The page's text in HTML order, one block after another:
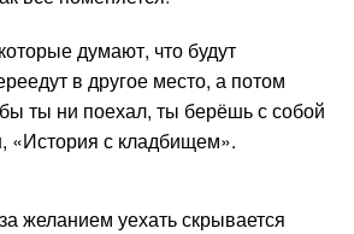
думают, что будут
в другое место, а потом
ты ни поехал, ты берёшь с собой
«История с кладбищем».
желанием уехать скрывается